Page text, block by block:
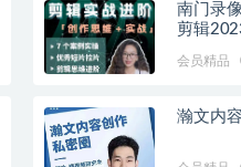
南门录
剪辑
会员精品
瀚文内